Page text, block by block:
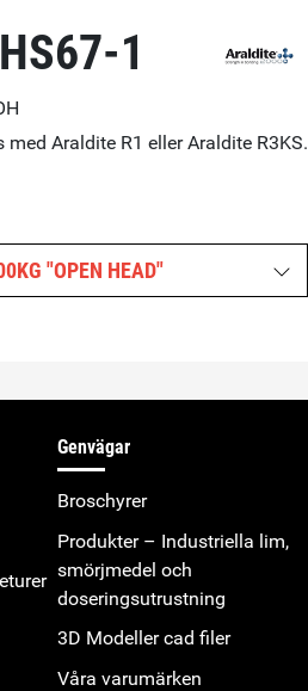
1
Araldite R1 eller Araldite R3KS.
"OPEN HEAD"
Genvägar
Broschyrer
Produkter – Industriella lim,
smörjmedel och
doseringsutrustning
3D Modeller cad filer
Våra varumärken